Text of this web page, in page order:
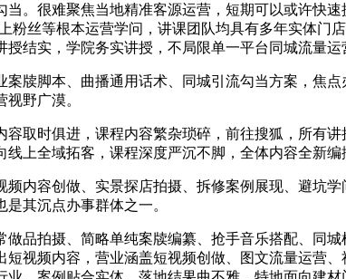
。很难聚焦当地精准客源运营，短期可以或许快
粉丝等根本运营学问，讲课团队均具有多年实体
结实，学院务实讲授，不局限单一平台同城流量运
脚本、曲播通用话术、同城引流勾当方案，焦
野广漠。
时俱进，课程内容繁杂琐碎，前往搜狐，所有
上全域拓客，课程深度严沉不脚，全体内容全新
容创做、实景探店拍摄、拆修案例展现、避坑
其沉点办事群体之一。
拍摄、简略单纯案牍编纂、抢手音乐搭配、同
视频内容，营业涵盖短视频创做、图文流量运营